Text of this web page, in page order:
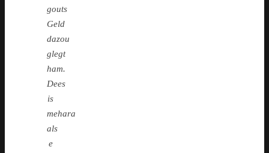
gouts
Geld
dazou
glegt
ham.
Dees
is
mehara
als
e